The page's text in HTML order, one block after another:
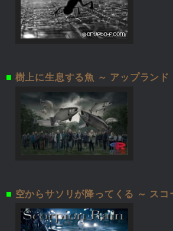
■ 樹上に生息する魚 ～ アップランド
■ 空からサソリが降ってくる ～ スコ